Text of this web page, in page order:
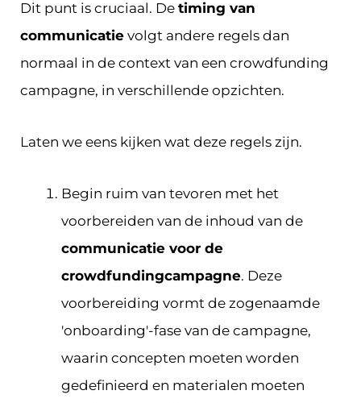
Dit punt is cruciaal. De timing van
communicatie volgt andere regels dan
normaal in de context van een crowdfunding
campagne, in verschillende opzichten.
Laten we eens kijken wat deze regels zijn.
Begin ruim van tevoren met het
voorbereiden van de inhoud van de
communicatie voor de
crowdfundingcampagne. Deze
voorbereiding vormt de zogenaamde
'onboarding'-fase van de campagne,
waarin concepten moeten worden
gedefinieerd en materialen moeten